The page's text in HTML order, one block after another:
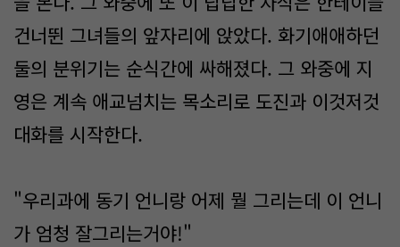
건너뛴 그녀들의 앞자리에 앉았다. 화기애애하던
둘의 분위기는 순식간에 싸해졌다. 그 와중에 지
영은 계속 애교넘치는 목소리로 도진과 이것저것
대화를 시작한다.
"우리과에 동기 언니랑 어제 뭘 그리는데 이 언니
가 엄청 잘그리는거야!"